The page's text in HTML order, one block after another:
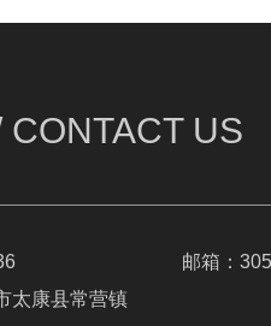
CONTACT US
邮箱：
太康县常营镇